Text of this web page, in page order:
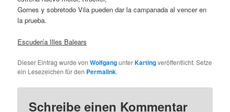
Gornes y sobretodo Vila pueden dar la campanada al vencer en
la prueba.
Escudería Illes Balears
Dieser Eintrag wurde vonWolfgangunterKartingveröffentlicht. Setze
ein Lesezeichen für den Permalink.
Schreibe einen Kommentar